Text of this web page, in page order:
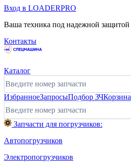
Вход в LOADERPRO
Ваша техника под надежной защитой
Контакты
Каталог
ИзбранноеЗапросыПодбор ЗЧКорзина
Запчасти для погрузчиков:
Автопогрузчиков
Электропогрузчиков